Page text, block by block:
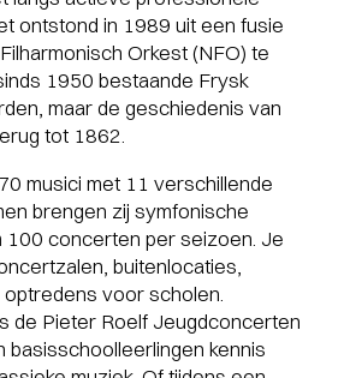
ontstond in 1989 uit een fusie
Orkest (NFO) te
1950 bestaande Frysk
maar de geschiedenis van
tot 1862.
musici met 11 verschillende
brengen zij symfonische
100 concerten per seizoen. Je
buitenlocaties,
voor scholen.
de Pieter Roelf Jeugdconcerten
basisschoolleerlingen kennis